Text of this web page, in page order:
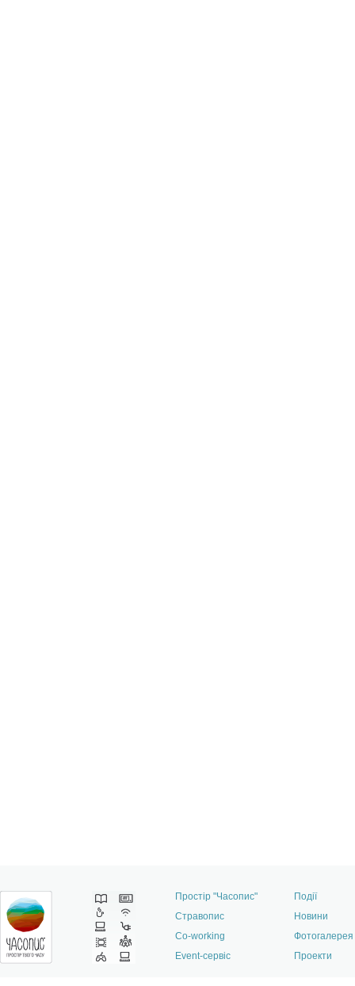
Простір "Часопис"
Події
Стравопис
Новини
Co-working
Фотогалерея
Event-сервіс
Проекти